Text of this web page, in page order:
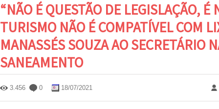
“NÃO É QUESTÃO DE LEGISLAÇÃO, É
TURISMO NÃO É COMPATÍVEL COM
MANASSÉS SOUZA AO SECRETÁRIO
SANEAMENTO
3.456 0 18/07/2021